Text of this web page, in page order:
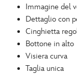
Immagine del
Dettaglio con
Cinghietta
Bottone in alto
Visiera curva
Taglia unica